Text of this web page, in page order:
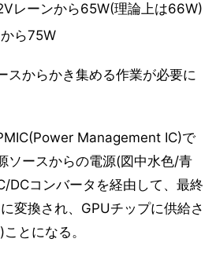
レーンから65W(理論上は66W)
ら75W
スからかき集める作業が必要に
Management IC)で
ソースからの電源(図中水色/青
DCコンバータを経由して、最終
変換され、GPUチップに供給さ
とになる。